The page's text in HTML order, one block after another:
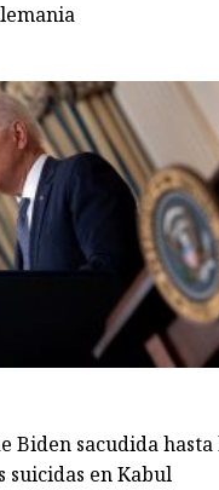
Biden sacudida
suicidas en Kabul